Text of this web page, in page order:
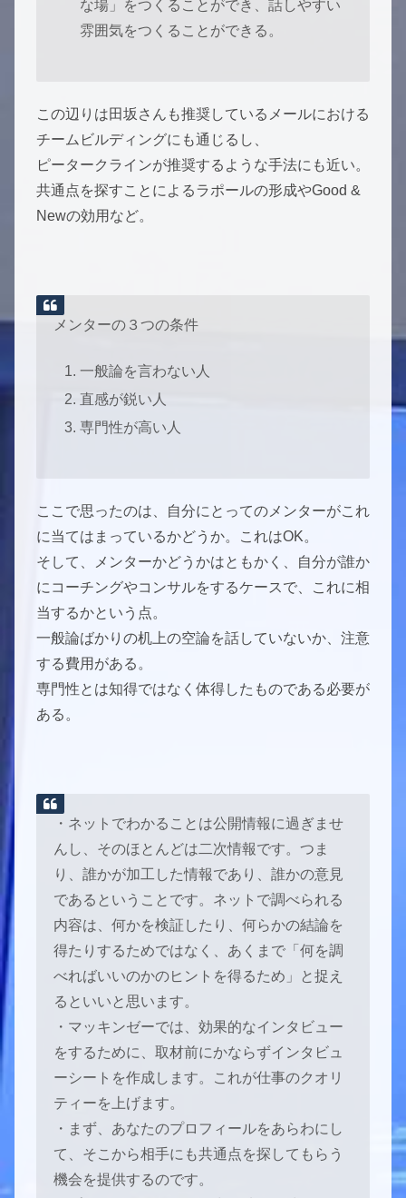
な場」をつくることができ、話しやすい
雰囲気をつくることができる。
この辺りは田坂さんも推奨しているメールにおける
チームビルディングにも通じるし、
ピータークラインが推奨するような手法にも近い。
共通点を探すことによるラポールの形成やGood &
Newの効用など。
メンターの３つの条件
一般論を言わない人
直感が鋭い人
専門性が高い人
ここで思ったのは、自分にとってのメンターがこれ
に当てはまっているかどうか。これはOK。
そして、メンターかどうかはともかく、自分が誰か
にコーチングやコンサルをするケースで、これに相
当するかという点。
一般論ばかりの机上の空論を話していないか、注意
する費用がある。
専門性とは知得ではなく体得したものである必要が
ある。
・ネットでわかることは公開情報に過ぎませ
んし、そのほとんどは二次情報です。つま
り、誰かが加工した情報であり、誰かの意見
であるということです。ネットで調べられる
内容は、何かを検証したり、何らかの結論を
得たりするためではなく、あくまで「何を調
べればいいのかのヒントを得るため」と捉え
るといいと思います。
・マッキンゼーでは、効果的なインタビュー
をするために、取材前にかならずインタビュ
ーシートを作成します。これが仕事のクオリ
ティーを上げます。
・まず、あなたのプロフィールをあらわにし
て、そこから相手にも共通点を探してもらう
機会を提供するのです。